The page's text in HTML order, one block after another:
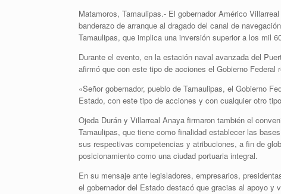
Matamoros, Tamaulipas.- El gobernador Américo
banderazo de arranque al dragado del canal de
Tamaulipas, que implica una inversión superior a los mil
Durante el evento, en la estación naval avanzada del
afirmó que con este tipo de acciones el Gobierno Federal
«Señor gobernador, pueblo de Tamaulipas, el Gobierno
Estado, con este tipo de acciones y con cualquier otro
Ojeda Durán y Villarreal Anaya firmaron también el
Tamaulipas, que tiene como finalidad establecer las
sus respectivas competencias y atribuciones, a fin de
posicionamiento como una ciudad portuaria integral.
En su mensaje ante legisladores, empresarios,
el gobernador del Estado destacó que gracias al apoyo y